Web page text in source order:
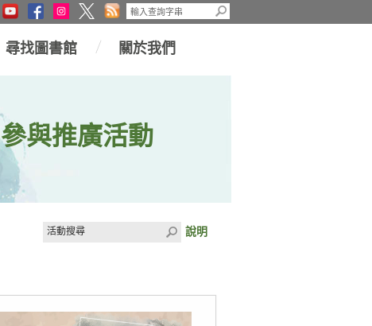
尋找圖書館 關於我們
參與推廣活動
說明